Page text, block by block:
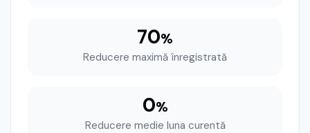
70%
Reducere maximă înregistrată
0%
Reducere medie luna curentă